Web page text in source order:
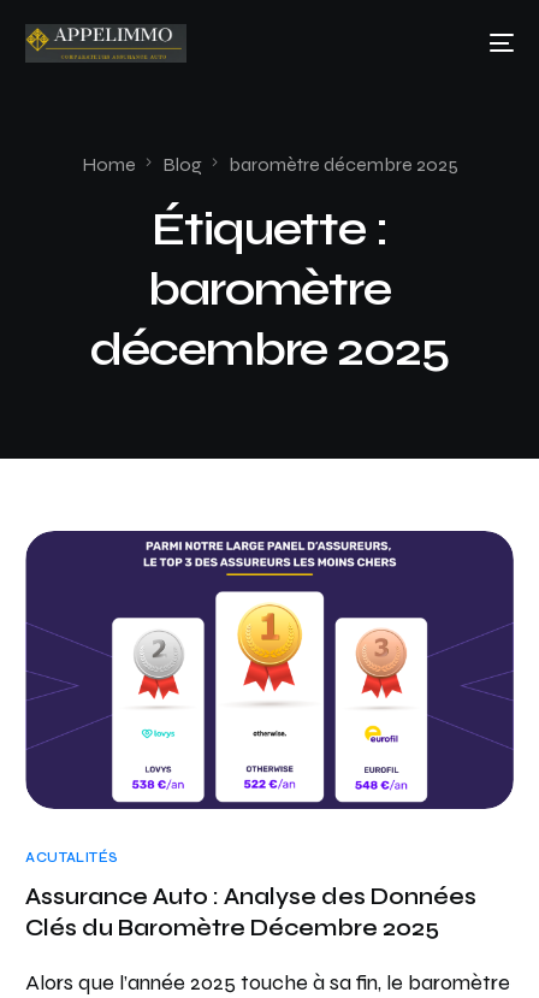
Home Blog baromètre décembre 2025
Étiquette :
baromètre
décembre 2025
ACUTALITÉS
Assurance Auto : Analyse des Données
Clés du Baromètre Décembre 2025
Alors que l’année 2025 touche à sa fin, le baromètre